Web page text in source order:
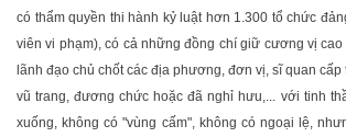
có thẩm quyền thi hành kỷ luật hơn 1.300 tổ chức
viên vi phạm), có cả những đồng chí giữ cương vị
lãnh đạo chủ chốt các địa phương, đơn vị, sĩ quan
vũ trang, đương chức hoặc đã nghỉ hưu,... với tinh
xuống, không có "vùng cấm", không có ngoại lệ,